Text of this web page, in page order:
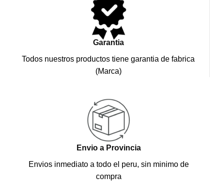
Garantia
Todos nuestros productos tiene garantia de fabrica
(Marca)
Envio a Provincia
Envios inmediato a todo el peru, sin minimo de
compra